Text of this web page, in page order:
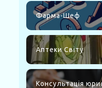
Фарма-Шеф
Аптеки Світу
Консультація